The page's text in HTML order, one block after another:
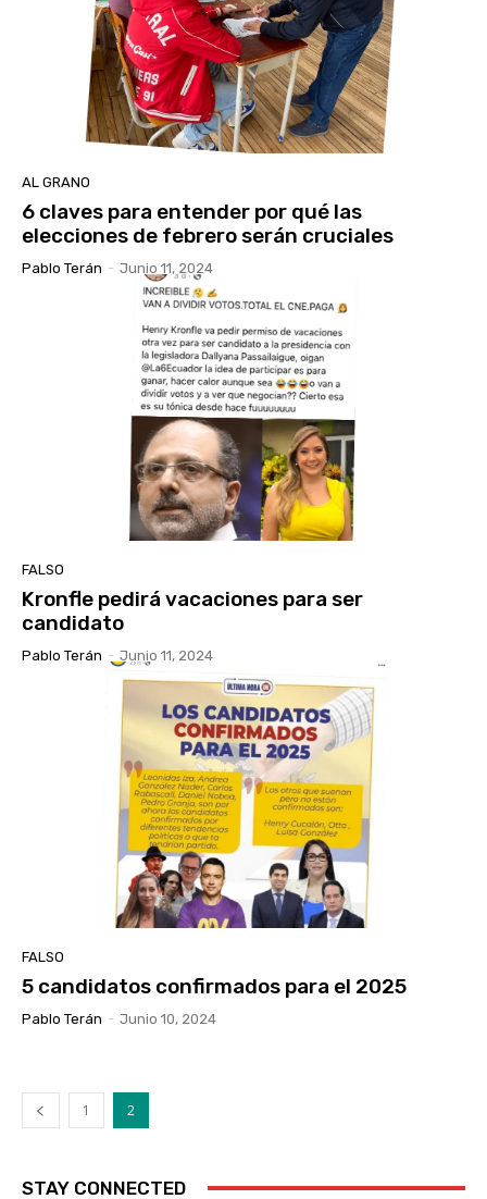
AL GRANO
6 claves para entender por qué las
elecciones de febrero serán cruciales
Pablo Terán - Junio 11, 2024
FALSO
Kronfle pedirá vacaciones para ser
candidato
Pablo Terán - Junio 11, 2024
FALSO
5 candidatos confirmados para el 2025
Pablo Terán - Junio 10, 2024
1 2
STAY CONNECTED